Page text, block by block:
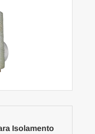
Isolamento